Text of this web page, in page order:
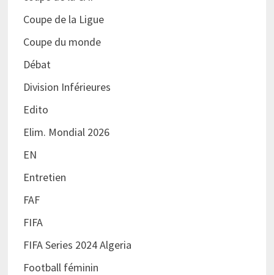
Coupe de la Ligue
Coupe du monde
Débat
Division Inférieures
Edito
Elim. Mondial 2026
EN
Entretien
FAF
FIFA
FIFA Series 2024 Algeria
Football féminin